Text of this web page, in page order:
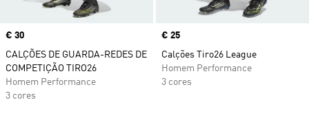
Price
€ 30
CALÇÕES DE GUARDA-REDES DE
COMPETIÇÃO TIRO26
Homem Performance
3 cores
Price
€ 25
Calções Tiro26 League
Homem Performance
3 cores